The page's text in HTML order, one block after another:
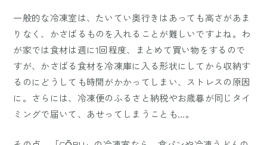
一般的な冷凍室は、たいてい奥行きはあっても高さがあま
りなく、かさばるものを入れることが難しいですよね。わ
が家では食材は週に1回程度、まとめて買い物をするので
すが、かさばる食材を冷凍庫に入る形状にしてから収納す
るのにどうしても時間がかかってしまい、ストレスの原因
に。さらには、冷凍便のふるさと納税やお歳暮が同じタイ
ミングで届いて、あせってしまうことも…。